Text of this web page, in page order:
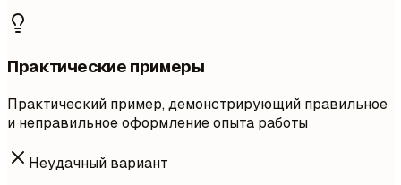
Практические примеры
Практический пример, демонстрирующий правильное
и неправильное оформление опыта работы
Неудачный вариант